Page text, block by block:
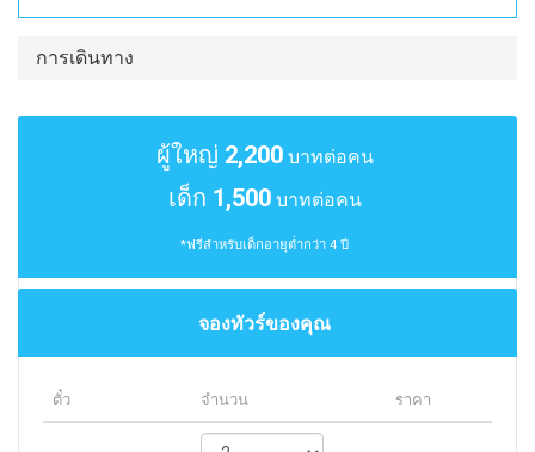
การเดินทาง
ผู้ใหญ่ 2,200บาทต่อคน
เด็ก 1,500บาทต่อคน
*ฟรีสำหรับเด็กอายุต่ำกว่า 4 ปี
จองทัวร์ของคุณ
ตั๋ว จำนวน ราคา